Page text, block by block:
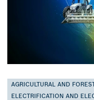
AGRICULTURAL AND
ELECTRIFICATION AND